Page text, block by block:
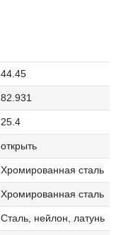
44.45
82.931
25.4
открыть
Хромированная сталь
Хромированная сталь
Сталь, нейлон, латунь